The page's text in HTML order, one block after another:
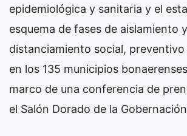
epidemiológica y sanitaria y el
esquema de fases de aislamiento y
distanciamiento social,
en los 135 municipios
marco de una conferencia de
el Salón Dorado de la